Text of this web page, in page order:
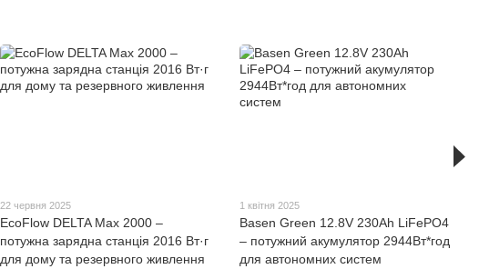
22 червня 2025
EcoFlow DELTA Max 2000 –
потужна зарядна станція 2016 Вт·г
для дому та резервного живлення
1 квітня 2025
Basen Green 12.8V 230Ah LiFePO4
– потужний акумулятор 2944Вт*год
для автономних систем